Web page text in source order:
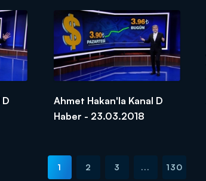
Ahmet Hakan'la Kanal D
Haber - 23.03.2018
1 2 3 ... 130